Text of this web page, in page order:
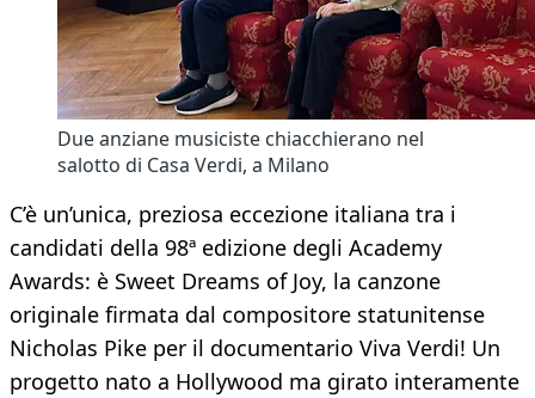
Due anziane musiciste chiacchierano nel
salotto di Casa Verdi, a Milano
C’è un’unica, preziosa eccezione italiana tra i
candidati della 98ª edizione degli Academy
Awards: è Sweet Dreams of Joy, la canzone
originale firmata dal compositore statunitense
Nicholas Pike per il documentario Viva Verdi! Un
progetto nato a Hollywood ma girato interamente